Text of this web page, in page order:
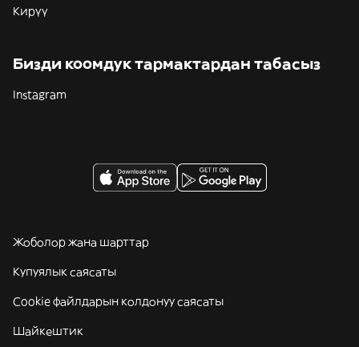
Кирүү
Бизди коомдук тармактардан табасыз
Instagram
Жоболор жана шарттар
Купуялык саясаты
Cookie файлдарын колдонуу саясаты
Шайкештик